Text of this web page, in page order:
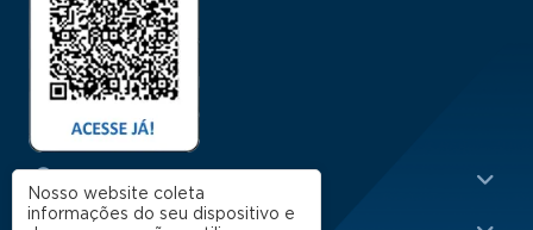
Menu Rodapé 1
Nosso website coleta
informações do seu dispositivo e